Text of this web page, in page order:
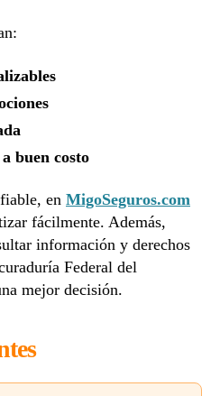
buen costo
en MigoSeguros.com
fácilmente. Además,
información y derechos
Federal del
mejor decisión.